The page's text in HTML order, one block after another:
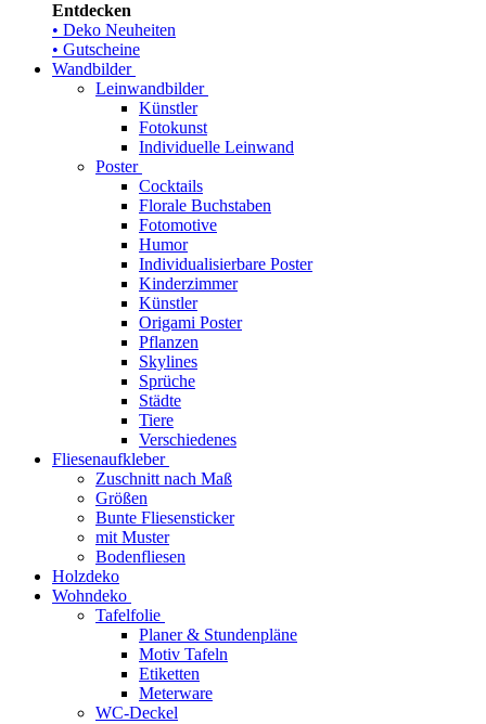
Entdecken
• Deko Neuheiten
• Gutscheine
Wandbilder
Leinwandbilder
Künstler
Fotokunst
Individuelle Leinwand
Poster
Cocktails
Florale Buchstaben
Fotomotive
Humor
Individualisierbare Poster
Kinderzimmer
Künstler
Origami Poster
Pflanzen
Skylines
Sprüche
Städte
Tiere
Verschiedenes
Fliesenaufkleber
Zuschnitt nach Maß
Größen
Bunte Fliesensticker
mit Muster
Bodenfliesen
Holzdeko
Wohndeko
Tafelfolie
Planer & Stundenpläne
Motiv Tafeln
Etiketten
Meterware
WC-Deckel